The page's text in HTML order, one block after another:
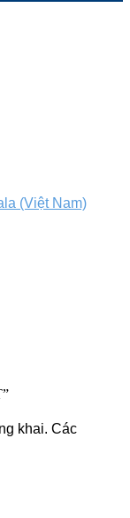
(Việt Nam)
khai. Các